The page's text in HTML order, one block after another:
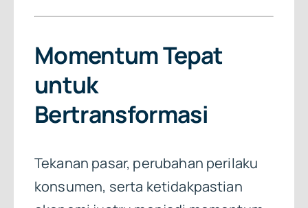
Momentum Tepat
untuk
Bertransformasi
Tekanan pasar, perubahan perilaku
konsumen, serta ketidakpastian